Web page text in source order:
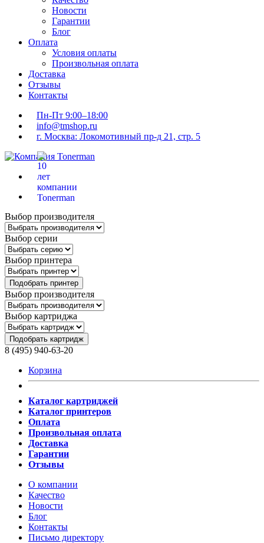
Новости
Гарантии
Блог
Оплата
Условия оплаты
Произвольная оплата
Доставка
Отзывы
Контакты
Пн-Пт 9:00–18:00
info@tmshop.ru
г. Москва: Локомотивный пр-д 21, стр. 5
Выбор производителя
Выбор серии
Выбор принтера
Подобрать принтер
Выбор производителя
Выбор картриджа
Подобрать картридж
8 (495) 940-63-20
Корзина
Каталог картриджей
Каталог принтеров
Оплата
Произвольная оплата
Доставка
Гарантии
Отзывы
О компании
Качество
Новости
Блог
Контакты
Письмо директору